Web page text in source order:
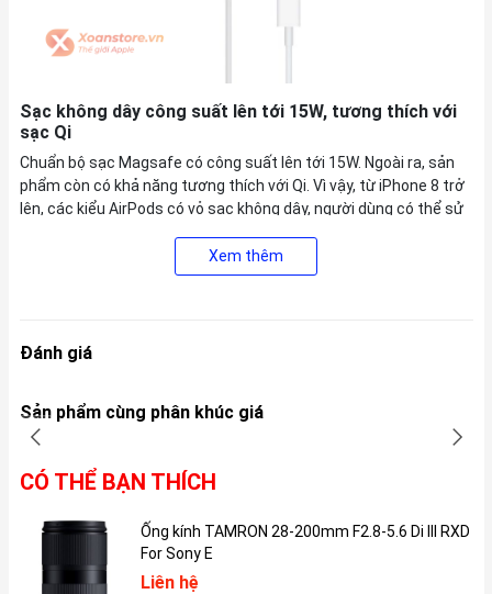
Sạc không dây công suất lên tới 15W, tương thích với
sạc Qi
Chuẩn bộ sạc Magsafe có công suất lên tới 15W. Ngoài ra, sản
phẩm còn có khả năng tương thích với Qi. Vì vậy, từ iPhone 8 trở
lên, các kiểu AirPods có vỏ sạc không dây, người dùng có thể sử
Xem thêm
Đánh giá
Sản phẩm cùng phân khúc giá
CÓ THỂ BẠN THÍCH
Ống kính TAMRON 28-200mm F2.8-5.6 Di III RXD
For Sony E
Liên hệ